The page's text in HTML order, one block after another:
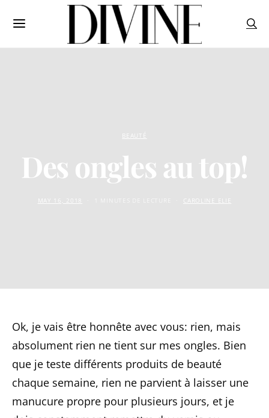
BEAUTÉ
Des ongles au top!
MAY 16, 2018 CAROLINE ELIE
Ok, je vais être honnête avec vous: rien, mais
absolument rien ne tient sur mes ongles. Bien
que je teste différents produits de beauté
chaque semaine, rien ne parvient à laisser une
manucure propre pour plusieurs jours, et je